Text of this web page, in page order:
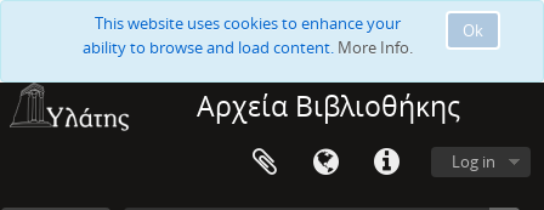
Ok
This website uses cookies to enhance your
ability to browse and load content. More Info.
Αρχεία Βιβλιοθήκης
Log in